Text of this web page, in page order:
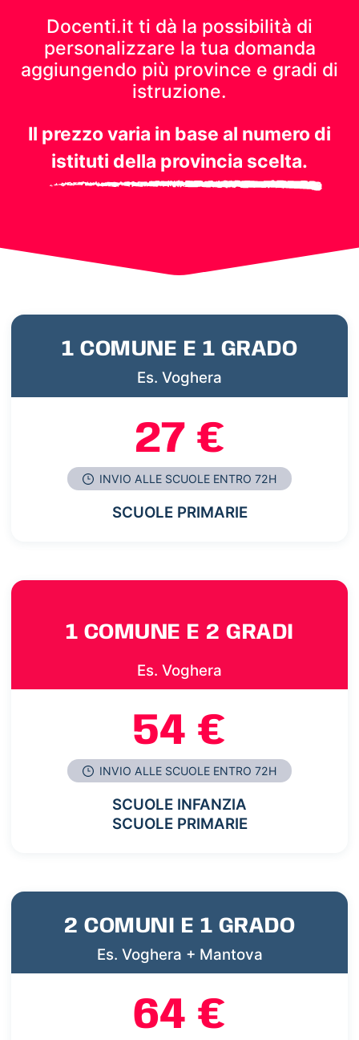
Docenti.it ti dà la possibilità di
personalizzare la tua domanda
aggiungendo più province e gradi di
istruzione.
Il prezzo varia in base al numero di
istituti della provincia scelta.
1 COMUNE E 1 GRADO
Es. Voghera
27 €
INVIO ALLE SCUOLE ENTRO 72H
SCUOLE PRIMARIE
1 COMUNE E 2 GRADI
Es. Voghera
54 €
INVIO ALLE SCUOLE ENTRO 72H
SCUOLE INFANZIA
SCUOLE PRIMARIE
2 COMUNI E 1 GRADO
Es. Voghera + Mantova
64 €